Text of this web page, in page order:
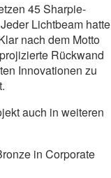
45 Sharpie-
Lichtbeam hatte
nach dem Motto
Rückwand
Innovationen zu
auch in weiteren
in Corporate